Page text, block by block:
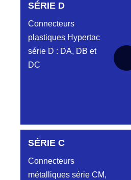
SÉRIE D
Connecteurs
plastiques Hypertac
série D : DA, DB et
DC
DC6122340N
D03EC612MT
DC6122340O
SÉRIE C
Connecteurs
métalliques série CM,